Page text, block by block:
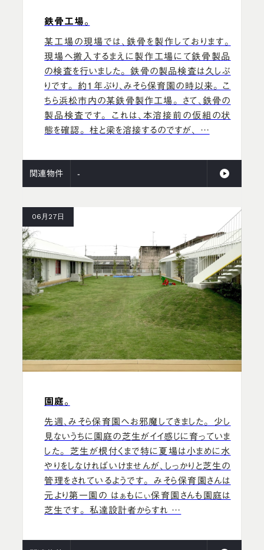
鉄骨工場。
某工場の現場では、鉄骨を製作しております。
現場へ搬入するまえに製作工場にて鉄骨製品
の検査を行いました。 鉄骨の製品検査は久しぶ
りです。 約１年ぶり、みそら保育園の時以来。 こ
ちら浜松市内の某鉄骨製作工場。 さて、鉄骨の
製品検査です。 これは、本溶接前の仮組の状
態を確認。 柱と梁を溶接するのですが、 …
関連物件 -
06月27日
園庭。
先週、みそら保育園へお邪魔してきました。 少し
見ないうちに園庭の芝生がイイ感じに育っていま
した。 芝生が根付くまで特に夏場は小まめに水
やりをしなければいけませんが、しっかりと芝生の
管理をされているようです。 みそら保育園さんは
元より第一園の はぁもにぃ保育園さんも園庭は
芝生です。 私達設計者からすれ …